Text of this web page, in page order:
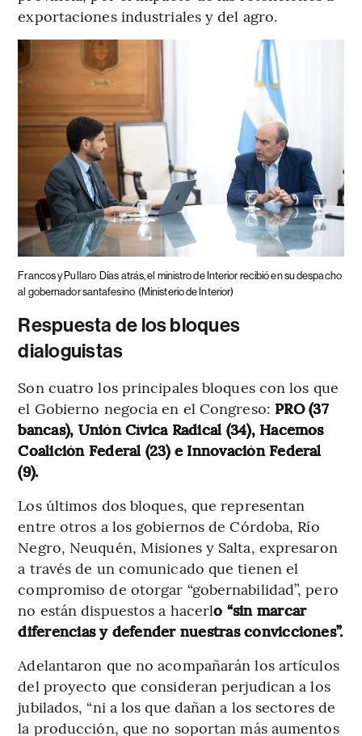
exportaciones industriales y del agro.
Francos y Pullaro Días atrás, el ministro de Interior recibió en su despacho
al gobernador santafesino (Ministerio de Interior)
Respuesta de los bloques
dialoguistas
Son cuatro los principales bloques con los que
el Gobierno negocia en el Congreso: PRO (37
bancas), Unión Cívica Radical (34), Hacemos
Coalición Federal (23) e Innovación Federal
(9).
Los últimos dos bloques, que representan
entre otros a los gobiernos de Córdoba, Río
Negro, Neuquén, Misiones y Salta, expresaron
a través de un comunicado que tienen el
compromiso de otorgar “gobernabilidad”, pero
no están dispuestos a hacerlo “sin marcar
diferencias y defender nuestras convicciones”.
Adelantaron que no acompañarán los artículos
del proyecto que consideran perjudican a los
jubilados, “ni a los que dañan a los sectores de
la producción, que no soportan más aumentos